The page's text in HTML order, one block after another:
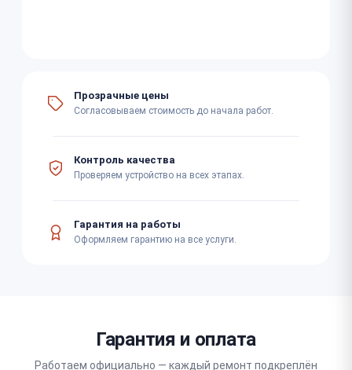
Прозрачные цены
Согласовываем стоимость до начала работ.
Контроль качества
Проверяем устройство на всех этапах.
Гарантия на работы
Оформляем гарантию на все услуги.
Гарантия и оплата
Работаем официально — каждый ремонт подкреплён